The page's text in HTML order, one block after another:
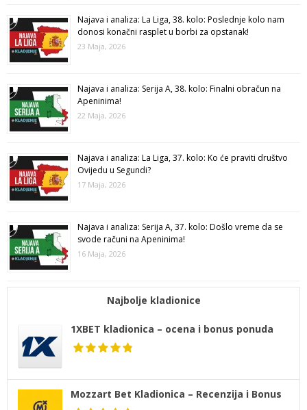
Najava i analiza: La Liga, 38. kolo: Poslednje kolo nam
donosi konačni rasplet u borbi za opstanak!
23 Maja, 2026
Najava i analiza: Serija A, 38. kolo: Finalni obračun na
Apeninima!
22 Maja, 2026
Najava i analiza: La Liga, 37. kolo: Ko će praviti društvo
Ovijedu u Segundi?
17 Maja, 2026
Najava i analiza: Serija A, 37. kolo: Došlo vreme da se
svode računi na Apeninima!
16 Maja, 2026
Najbolje kladionice
1XBET kladionica – ocena i bonus ponuda
Mozzart Bet Kladionica – Recenzija i Bonus